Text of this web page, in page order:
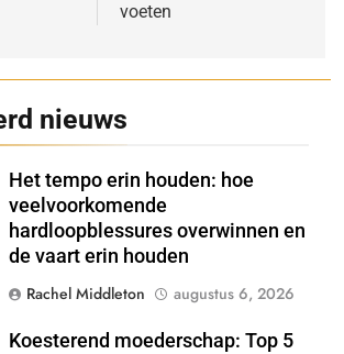
voeten
nieuws
Het tempo erin houden: hoe
veelvoorkomende
hardloopblessures overwinnen en
de vaart erin houden
Rachel Middleton
augustus 6, 2026
Koesterend moederschap: Top 5